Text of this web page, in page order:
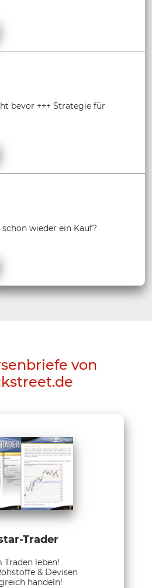
bevor +++ Strategie für
wieder ein Kauf?
von
Trader
Traden leben!
& Devisen
handeln!